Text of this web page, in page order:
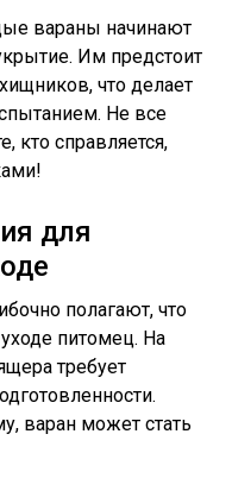
вараны начинают
Им предстоит
что делает
Не все
кто справляется,
для
полагают, что
питомец. На
требует
варан может стать